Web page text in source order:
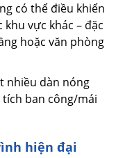
có thể điều khiển
vực khác – đặc
hoặc văn phòng
nhiều dàn nóng
ban công/mái
hiện đại